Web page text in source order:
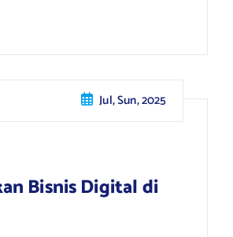
Jul, Sun, 2025
Bisnis Digital di